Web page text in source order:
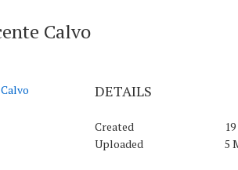
Calvo
DETAILS
Created
Uploaded
5